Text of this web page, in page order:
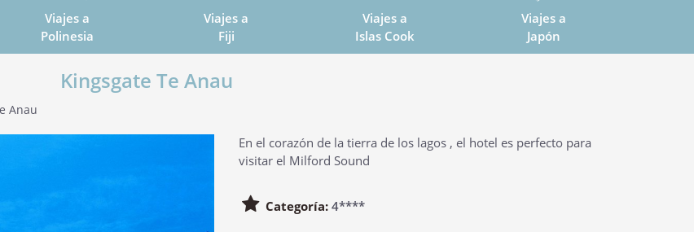
Viajes a
Polinesia
Viajes a
Fiji
Viajes a
Islas Cook
Viajes a
Japón
Kingsgate Te Anau
Anau
En el corazón de la tierra de los lagos , el hotel es perfecto para
visitar el Milford Sound
Categoría:4****